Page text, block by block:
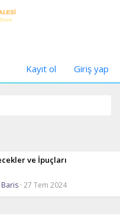
Kayıt ol Giriş yap
ve İpuçları
Baris 27 Tem 2024